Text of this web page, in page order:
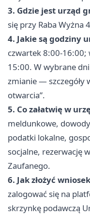
3. Gdzie jest urząd
się przy Raba Wyżna
4. Jakie są godziny
czwartek 8:00-
15:00. W wybrane
zmianie — szczegóły
otwarcia”.
5. Co załatwię w
meldunkowe,
podatki lokalne,
socjalne, rezerwację
Zaufanego.
6. Jak złożyć
zalogować się na
skrzynkę podawczą